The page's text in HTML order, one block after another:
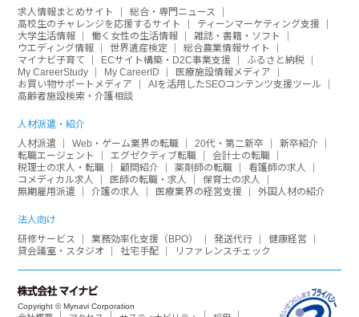
求人情報まとめサイト
総合・専門ニュース
高校生のチャレンジを応援するサイト
ティーンマーケティング支援
大学生活情報
働く女性の生活情報
雑誌・書籍・ソフト
ウエディング情報
世界遺産検定
総合農業情報サイト
マイナビ子育て
ECサイト構築・D2C事業支援
ふるさと納税
My CareerStudy
My CareerID
医療施設情報メディア
お買い物サポートメディア
AIを活用したSEOコンテンツ支援ツール
高齢者施設検索・介護相談
人材派遣・紹介
人材派遣
Web・ゲーム業界の転職 20代・第二新卒
新卒紹介
転職エージェント
エグゼクティブ転職
会計士の転職
税理士の求人・転職
顧問紹介 薬剤師の転職
看護師の求人
コメディカル求人
医師の転職・求人
保育士の求人
無期雇用派遣
介護の求人 医療業界の経営支援 外国人材の紹介
法人向け
研修サービス
業務効率化支援（BPO） 発送代行
健康経営
貸会議室・スタジオ
社宅手配 リファレンスチェック
Copyright © Mynavi Corporation